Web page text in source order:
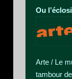
Ou
Arte / Le
tambour